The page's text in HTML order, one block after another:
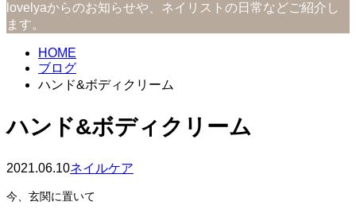
lovelyaからのお知らせや、ネイリストの日常などご紹介し
ます。
HOME
ブログ
ハンド&ボディクリーム
ハンド&ボディクリーム
2021.06.10ネイルケア
今、玄関に置いて